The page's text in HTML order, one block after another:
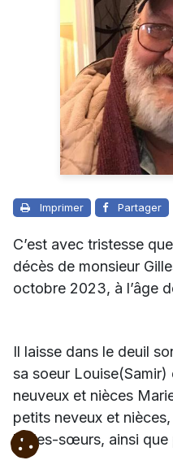
Imprimer Partager
C’est avec tristesse
décès de monsieur
octobre 2023, à l’âge
Il laisse dans le deuil
sa soeur
neuveux et nièces
petits neveux et nièces,
belles-sœurs, ainsi que